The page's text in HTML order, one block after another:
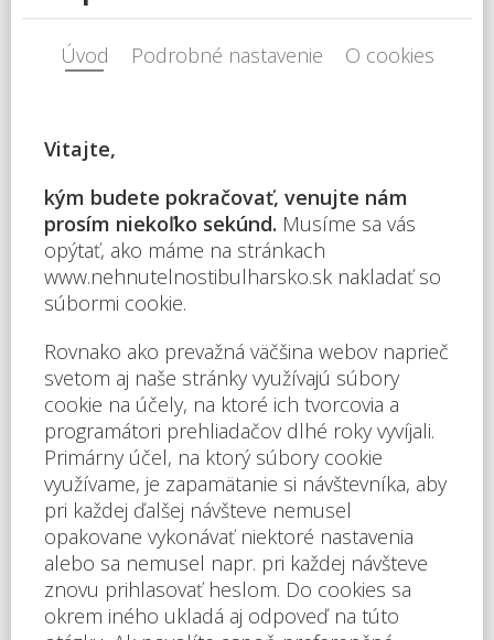
do ulice:
ÁNO
Vzdialenosť k moru [m]
Popis nehnuteľnosti
Na predaj trojizbový apartmán112m2 pri mori. Výhľad: na
záhradu, na bazen, na more • Vzdialenosť od pláže: 10
metrov • Parkovacie miesto: áno, v areáli, na ulici •
Kolaudácia: áno • Poplatok za údržbu spoločných
priestorov: 12 eur/m2/rok • Rezervačný poplatok: 2000
eur • Možnosť ročného výnosu z investície: áno •
Dispozícia: chodba, obývacia izba s kuchynským kútom,
2 spálne, kúpeľňa s WC, balkón • Poloha a vybavenie
komplexu: bazény, vrátane detského bazéna •
reštaurácia s bulharskou/európskou kuchyňou • obchody